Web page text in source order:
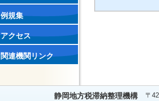
例規集
アクセス
関連機関リンク
静岡地方税滞納整理機構
〒